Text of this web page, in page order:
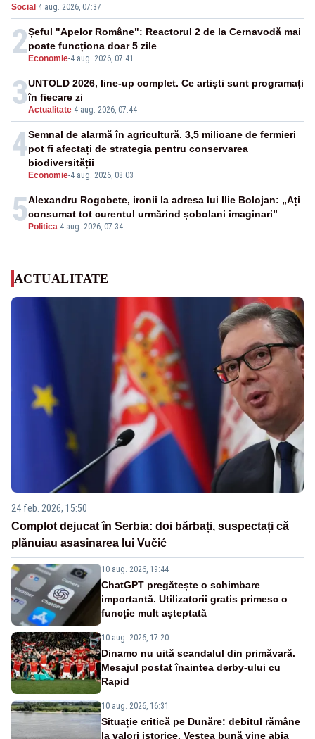
SAFE, interceptată de DNA
Social ·4 aug. 2026, 07:37
2 Economie-4 aug. 2026, 07:41
Șeful "Apelor Române": Reactorul 2 de la Cernavodă mai
poate funcționa doar 5 zile
3Actualitate-4 aug. 2026, 07:44
UNTOLD 2026, line-up complet. Ce artiști sunt programați
în fiecare zi
4
Economie-4 aug. 2026, 08:03
Semnal de alarmă în agricultură. 3,5 milioane de fermieri
pot fi afectați de strategia pentru conservarea
biodiversității
5 Politica-4 aug. 2026, 07:34
Alexandru Rogobete, ironii la adresa lui Ilie Bolojan: „Ați
consumat tot curentul urmărind șobolani imaginari”
ACTUALITATE
24 feb. 2026, 15:50
Complot dejucat în Serbia: doi bărbați, suspectați că
plănuiau asasinarea lui Vučić
10 aug. 2026, 19:44
ChatGPT pregătește o schimbare
importantă. Utilizatorii gratis primesc o
funcție mult așteptată
10 aug. 2026, 17:20
Dinamo nu uită scandalul din primăvară.
Mesajul postat înaintea derby-ului cu
Rapid
10 aug. 2026, 16:31
Situație critică pe Dunăre: debitul rămâne
la valori istorice. Vestea bună vine abia